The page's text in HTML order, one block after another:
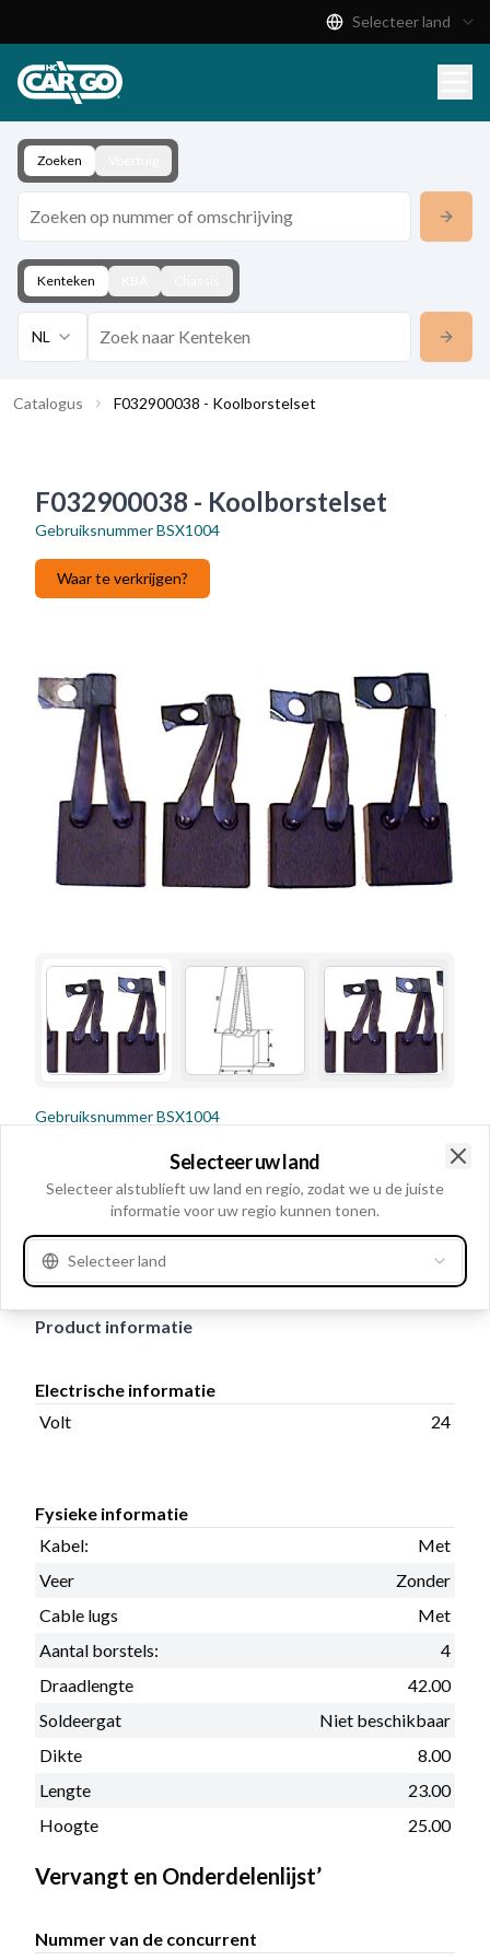
Download
Contact
Selecteer land
Zoeken
Kenteken
NL
Catalogus F032900038 - Koolborstelset
F032900038 - Koolborstelset
GebruiksnummerBSX1004
Waar te verkrijgen?
GebruiksnummerBSX1004
Details en beschrijving
Volt 24, Kabel: Met, Veer Zonder, Cable lugs Met,
beschikbaar, Dikte 8.00, Lengte 23.00, Hoogte 25.00
Product informatie
Electrische informatie
Volt
24
Fysieke informatie
Kabel:
Met
Veer
Zonder
Cable lugs
Met
Aantal borstels:
4
Draadlengte
42.00
Soldeergat
Niet beschikbaar
Dikte
8.00
Lengte
23.00
Hoogte
25.00
Vervangt en Onderdelenlijst’
Nummer van de concurrent
Selecteer uw land
Selecteer alstublieft uw land en regio, zodat we u de juiste
informatie voor uw regio kunnen tonen.
Selecteer land